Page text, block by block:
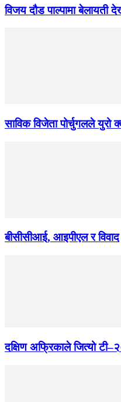
विजय दौड पाल्पामा बेलायती
साविक विजेता पोर्चुगलले युरो
बीसीसीआई, आइपीएल र विवाद
दक्षिण अफ्रिकाले जित्यो